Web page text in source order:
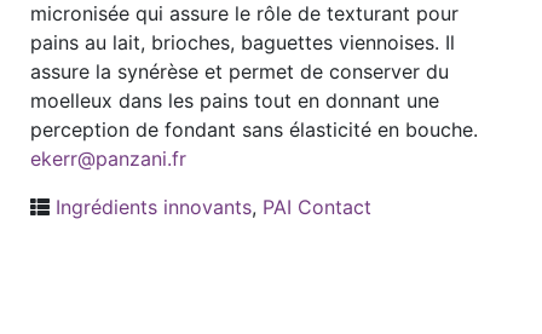
micronisée qui assure le rôle de texturant pour
pains au lait, brioches, baguettes viennoises. Il
assure la synérèse et permet de conserver du
moelleux dans les pains tout en donnant une
perception de fondant sans élasticité en bouche.
ekerr@panzani.fr
Ingrédients innovants, PAI Contact